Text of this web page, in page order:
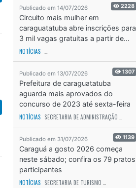
Publicado em 14/07/2026 2228
Circuito mais mulher em
caraguatatuba abre inscrições para
3 mil vagas gratuitas a partir de...
NOTÍCIAS
Publicado em 13/07/2026 1307
Prefeitura de caraguatatuba
aguarda mais aprovados do
concurso de 2023 até sexta-feira
(17)
NOTÍCIAS SECRETARIA DE ADMINISTRAÇÃO
Publicado em 31/07/2026 1139
Caraguá a gosto 2026 começa
neste sábado; confira os 79 pratos
participantes
NOTÍCIAS SECRETARIA DE TURISMO